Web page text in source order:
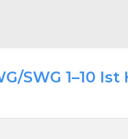
SWG 1–10